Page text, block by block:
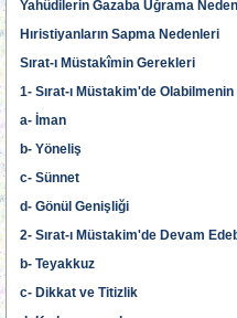
Yahûdilerin Gazaba Uğrama
Hıristiyanların Sapma Nedenleri
Sırat-ı Müstakîmin Gerekleri
1- Sırat-ı Müstakim'de
a- İman
b- Yöneliş
c- Sünnet
d- Gönül Genişliği
2- Sırat-ı Müstakim'de Devam
b- Teyakkuz
c- Dikkat ve Titizlik